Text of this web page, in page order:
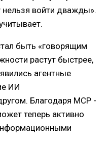
нельзя войти дважды».
быть «говорящим
растут быстрее,
агентные
ИИ
Благодаря МСР -
теперь активно